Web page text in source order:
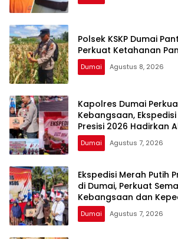
Polsek KSKP Dumai
Perkuat Ketahanan
Dumai Agustus 8, 2026
Kapolres Dumai
Kebangsaan,
Presisi 2026 Hadirkan
Rakyat
Dumai Agustus 7, 2026
Ekspedisi Merah Putih
di Dumai, Perkuat
Kebangsaan dan
Dumai Agustus 7, 2026